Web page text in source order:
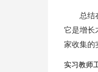
总结
它是增长
家收集的
实习教师